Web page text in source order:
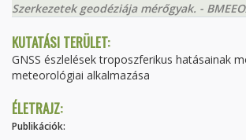
Szerkezetek geodéziája mérőgyak. -
KUTATÁSI TERÜLET:
GNSS észlelések troposzferikus hatásainak
meteorológiai alkalmazása
ÉLETRAJZ:
Publikációk: